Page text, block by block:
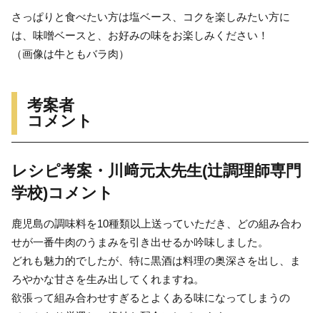
さっぱりと食べたい方は塩ベース、コクを楽しみたい方に
は、味噌ベースと、お好みの味をお楽しみください！
（画像は牛ともバラ肉）
考案者
コメント
レシピ考案・川﨑元太先生(辻󠄀調理師専門
学校)コメント
鹿児島の調味料を10種類以上送っていただき、どの組み合わ
せが一番牛肉のうまみを引き出せるか吟味しました。
どれも魅力的でしたが、特に黒酒は料理の奥深さを出し、ま
ろやかな甘さを生み出してくれますね。
欲張って組み合わせすぎるとよくある味になってしまうの